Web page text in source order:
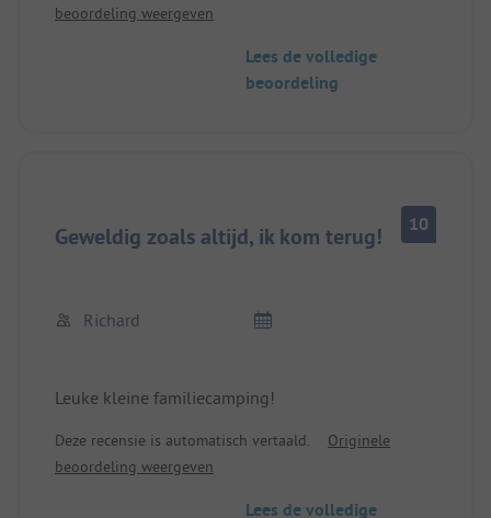
beoordeling weergeven
Lees de volledige
beoordeling
Geweldig zoals altijd, ik kom terug! 10
Richard
Leuke kleine familiecamping!
Deze recensie is automatisch vertaald.
Originele
beoordeling weergeven
Lees de volledige